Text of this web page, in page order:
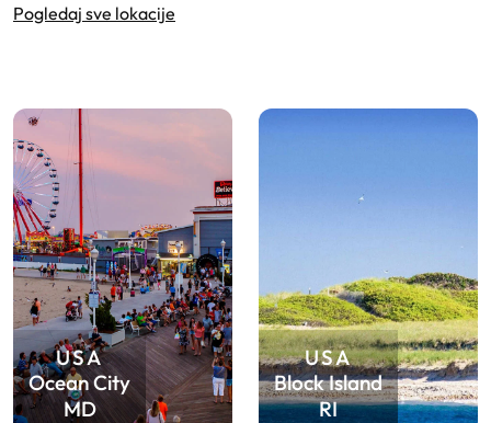
Pogledaj sve lokacije
USA
Ocean City
MD
USA
Block Island
RI